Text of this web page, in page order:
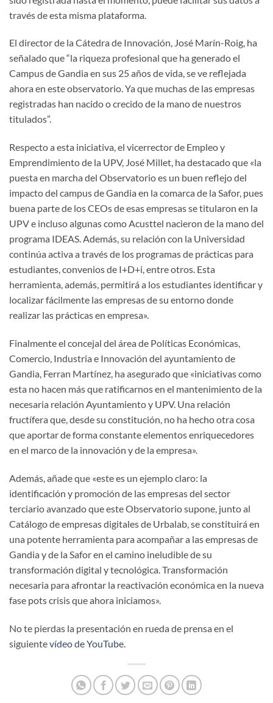
través de esta misma plataforma.
El director de la Cátedra de Innovación, José Marín-Roig, ha
señalado que “la riqueza profesional que ha generado el
Campus de Gandia en sus 25 años de vida, se ve reflejada
ahora en este observatorio. Ya que muchas de las empresas
registradas han nacido o crecido de la mano de nuestros
titulados”.
Respecto a esta iniciativa, el vicerrector de Empleo y
Emprendimiento de la UPV, José Millet, ha destacado que «la
puesta en marcha del Observatorio es un buen reflejo del
impacto del campus de Gandia en la comarca de la Safor, pues
buena parte de los CEOs de esas empresas se titularon en la
UPV e incluso algunas como Acusttel nacieron de la mano del
programa IDEAS. Además, su relación con la Universidad
continúa activa a través de los programas de prácticas para
estudiantes, convenios de I+D+i, entre otros. Esta
herramienta, además, permitirá a los estudiantes identificar y
localizar fácilmente las empresas de su entorno donde
realizar las prácticas en empresa».
Finalmente el concejal del área de Políticas Económicas,
Comercio, Industria e Innovación del ayuntamiento de
Gandia, Ferran Martínez, ha asegurado que «iniciativas como
esta no hacen más que ratificarnos en el mantenimiento de la
necesaria relación Ayuntamiento y UPV. Una relación
fructífera que, desde su constitución, no ha hecho otra cosa
que aportar de forma constante elementos enriquecedores
en el marco de la innovación y de la empresa».
Además, añade que «este es un ejemplo claro: la
identificación y promoción de las empresas del sector
terciario avanzado que este Observatorio supone, junto al
Catálogo de empresas digitales de Urbalab, se constituirá en
una potente herramienta para acompañar a las empresas de
Gandia y de la Safor en el camino ineludible de su
transformación digital y tecnológica. Transformación
necesaria para afrontar la reactivación económica en la nueva
fase pots crisis que ahora iniciamos».
No te pierdas la presentación en rueda de prensa en el
siguientevídeo de YouTube